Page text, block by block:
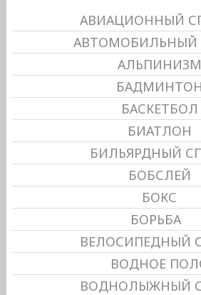
АВИАЦИОННЫЙ
АВТОМОБИЛЬНЫЙ
АЛЬПИНИЗМ
БАДМИНТОН
БАСКЕТБОЛ
БИАТЛОН
БИЛЬЯРДНЫЙ
БОБСЛЕЙ
БОКС
БОРЬБА
ВЕЛОСИПЕДНЫЙ
ВОДНОЕ
ВОДНОЛЫЖНЫЙ